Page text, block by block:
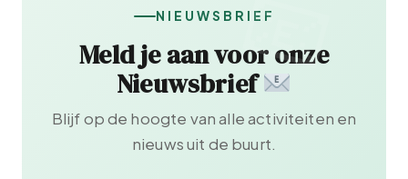
NIEUWSBRIEF
Meld je aan voor onze
Nieuwsbrief
Blijf op de hoogte van alle activiteiten en
nieuws uit de buurt.